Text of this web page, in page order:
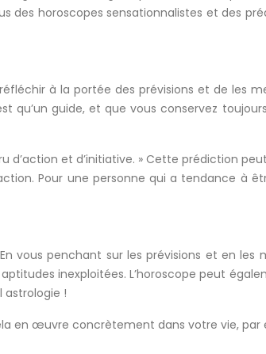
horoscopes sensationnalistes et des
à la portée des prévisions et de les
qu’un guide, et que vous conservez
d’action et d’initiative. » Cette prédiction
Pour une personne qui a tendance à
vous penchant sur les prévisions et en
inexploitées. L’horoscope peut
astrologie !
en œuvre concrètement dans votre vie,